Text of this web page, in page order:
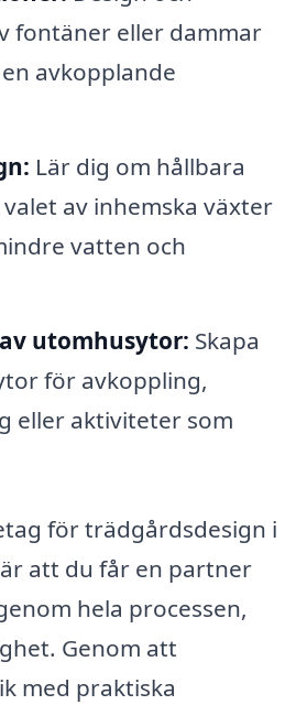
fontäner eller dammar
avkopplande
Lär dig om hållbara
av inhemska växter
vatten och
utomhusytor: Skapa
för avkoppling,
eller aktiviteter som
för trädgårdsdesign i
att du får en partner
hela processen,
Genom att
med praktiska